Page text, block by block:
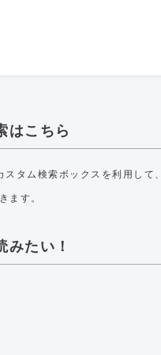
はこちら
タム検索ボックスを利用して、
ます。
みたい！